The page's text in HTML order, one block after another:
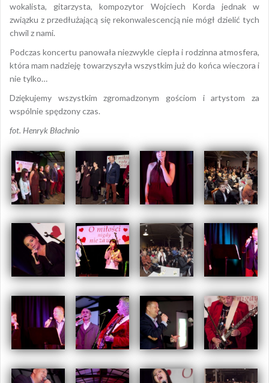
wokalista, gitarzysta, kompozytor Wojciech Korda jednak w
związku z przedłużającą się rekonwalescencją nie mógł dzielić tych
chwil z nami.
Podczas koncertu panowała niezwykle ciepła i rodzinna atmosfera,
która mam nadzieję towarzyszyła wszystkim już do końca wieczora i
nie tylko…
Dziękujemy wszystkim zgromadzonym gościom i artystom za
wspólnie spędzony czas.
fot. Henryk Błachnio